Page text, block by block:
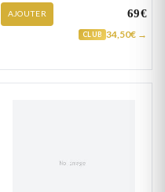
AJOUTER 69€
CLUB 34,50€ →